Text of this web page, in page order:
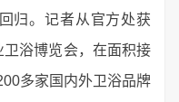
归。记者从官方处获
浴博览会，在面积接
多家国内外卫浴品牌